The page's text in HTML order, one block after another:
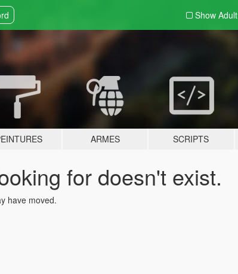
Show Adult
ARMES SCRIPTS
for doesn't exist.
have moved.